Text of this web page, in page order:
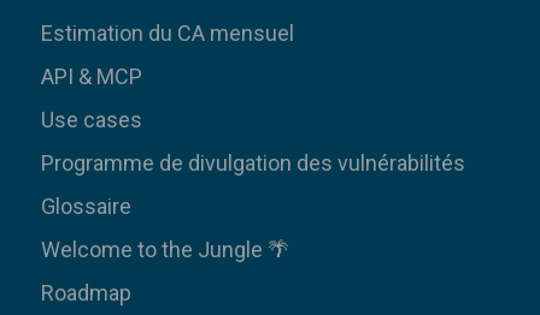
Estimation du CA mensuel
API & MCP
Use cases
Programme de divulgation des vulnérabilités
Glossaire
Welcome to the Jungle 🌴
Roadmap